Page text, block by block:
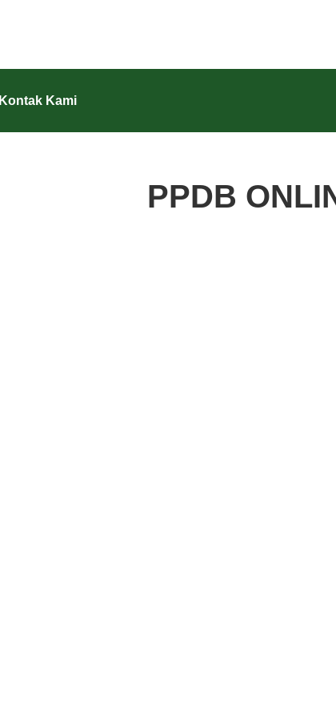
Kontak Kami
PPDB